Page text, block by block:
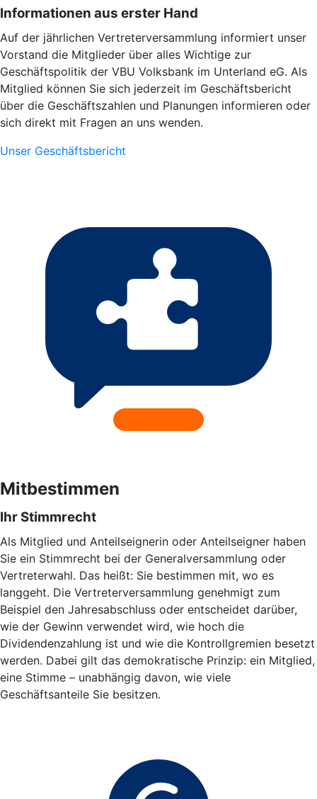
Informationen aus erster Hand
Auf der jährlichen Vertreterversammlung informiert unser
Vorstand die Mitglieder über alles Wichtige zur
Geschäftspolitik der VBU Volksbank im Unterland eG. Als
Mitglied können Sie sich jederzeit im Geschäftsbericht
über die Geschäftszahlen und Planungen informieren oder
sich direkt mit Fragen an uns wenden.
Unser Geschäftsbericht
Mitbestimmen
Ihr Stimmrecht
Als Mitglied und Anteilseignerin oder Anteilseigner haben
Sie ein Stimmrecht bei der Generalversammlung oder
Vertreterwahl. Das heißt: Sie bestimmen mit, wo es
langgeht. Die Vertreterversammlung genehmigt zum
Beispiel den Jahresabschluss oder entscheidet darüber,
wie der Gewinn verwendet wird, wie hoch die
Dividendenzahlung ist und wie die Kontrollgremien besetzt
werden. Dabei gilt das demokratische Prinzip: ein Mitglied,
eine Stimme – unabhängig davon, wie viele
Geschäftsanteile Sie besitzen.